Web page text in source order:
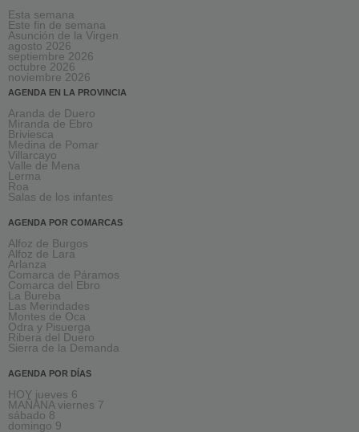
Esta semana
Este fin de semana
Asunción de la Virgen
agosto 2026
septiembre 2026
octubre 2026
noviembre 2026
AGENDA EN LA PROVINCIA
Aranda de Duero
Miranda de Ebro
Briviesca
Medina de Pomar
Villarcayo
Valle de Mena
Lerma
Roa
Salas de los infantes
AGENDA POR COMARCAS
Alfoz de Burgos
Alfoz de Lara
Arlanza
Comarca de Páramos
Comarca del Ebro
La Bureba
Las Merindades
Montes de Oca
Odra y Pisuerga
Ribera del Duero
Sierra de la Demanda
AGENDA POR DÍAS
HOY jueves 6
MAÑANA viernes 7
sábado 8
domingo 9